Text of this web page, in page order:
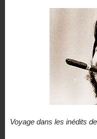
Voyage dans les inédits